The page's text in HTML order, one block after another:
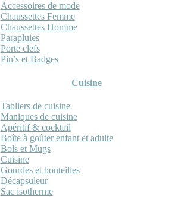
Accessoires de mode
Chaussettes Femme
Chaussettes Homme
Parapluies
Porte clefs
Pin’s et Badges
Cuisine
Tabliers de cuisine
Maniques de cuisine
Apéritif & cocktail
Boîte à goûter enfant et adulte
Bols et Mugs
Cuisine
Gourdes et bouteilles
Décapsuleur
Sac isotherme